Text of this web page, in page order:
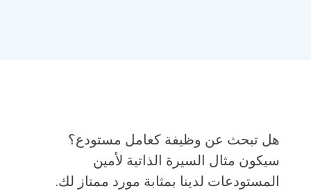
هل تبحث عن وظيفة كعامل مستودع؟
سيكون مثال السيرة الذاتية لأمين
المستودعات لدينا بمثابة مورد ممتاز لك.